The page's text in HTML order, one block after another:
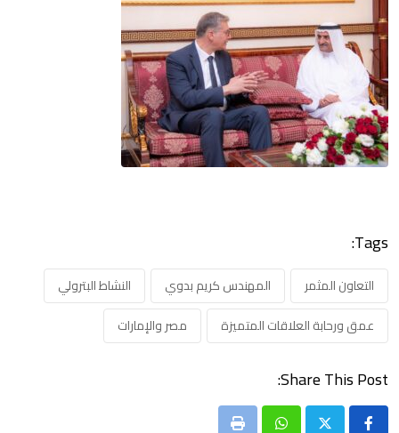
Tags:
التعاون المثمر المهندس كريم بدوي
النشاط البترولي
عمق ورحابة العلاقات المتميزة
مصر والإمارات
Share This Post: